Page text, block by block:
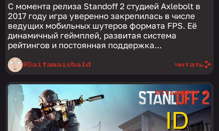
С момента релиза Standoff 2 студией Axlebolt в
2017 году игра уверенно закрепилась в числе
ведущих мобильных шутеров формата FPS. Её
динамичный геймплей, развитая система
рейтингов и постоянная поддержка...
@Saitamaisbald читать
#StandOff 2